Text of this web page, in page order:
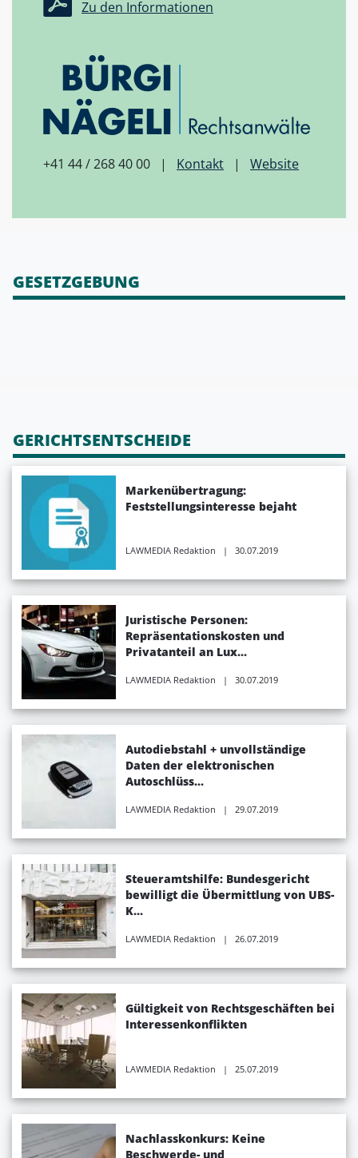
Zu den Informationen
+41 44 / 268 40 00 | Kontakt | Website
GESETZGEBUNG
GERICHTSENTSCHEIDE
Markenübertragung:
Feststellungsinteresse bejaht
LAWMEDIA Redaktion | 30.07.2019
Juristische Personen:
Repräsentationskosten und
Privatanteil an Lux...
LAWMEDIA Redaktion | 30.07.2019
Autodiebstahl + unvollständige
Daten der elektronischen
Autoschlüss...
LAWMEDIA Redaktion | 29.07.2019
Steueramtshilfe: Bundesgericht
bewilligt die Übermittlung von UBS-
K...
LAWMEDIA Redaktion | 26.07.2019
Gültigkeit von Rechtsgeschäften bei
Interessenkonflikten
LAWMEDIA Redaktion | 25.07.2019
Nachlasskonkurs: Keine
Beschwerde- und